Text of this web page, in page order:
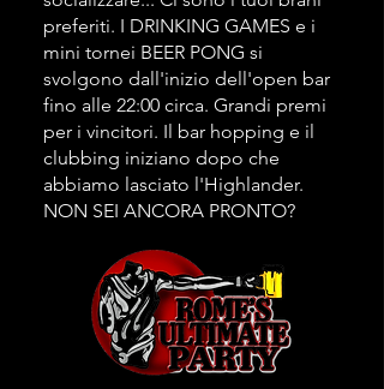
preferiti. I DRINKING GAMES e i
mini tornei BEER PONG si
svolgono dall'inizio dell'open bar
fino alle 22:00 circa. Grandi premi
per i vincitori. Il bar hopping e il
clubbing iniziano dopo che
abbiamo lasciato l'Highlander.
NON SEI ANCORA PRONTO?